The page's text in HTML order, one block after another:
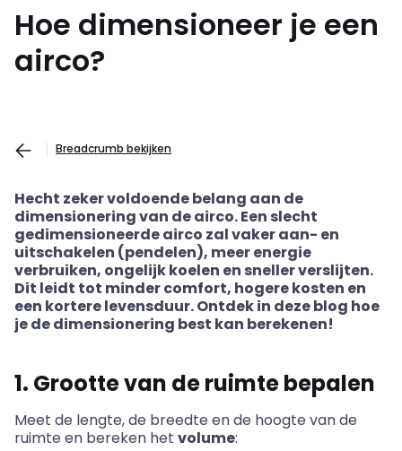
Hoe dimensioneer je een
airco?
Breadcrumb bekijken
Hecht zeker voldoende belang aan de
dimensionering van de airco. Een slecht
gedimensioneerde airco zal vaker aan- en
uitschakelen (pendelen), meer energie
verbruiken, ongelijk koelen en sneller verslijten.
Dit leidt tot minder comfort, hogere kosten en
een kortere levensduur. Ontdek in deze blog hoe
je de dimensionering best kan berekenen!
1. Grootte van de ruimte bepalen
Meet de lengte, de breedte en de hoogte van de
ruimte en bereken het volume: